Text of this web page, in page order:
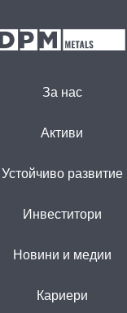
За нас
Активи
Устойчиво развитие
Инвеститори
Новини и медии
Кариери